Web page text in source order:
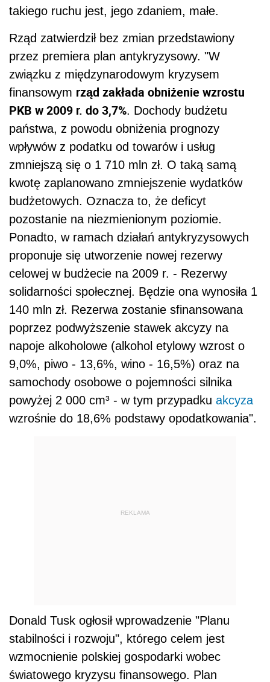
takiego ruchu jest, jego zdaniem, małe.
Rząd zatwierdził bez zmian przedstawiony
przez premiera plan antykryzysowy. "W
związku z międzynarodowym kryzysem
finansowym rząd zakłada obniżenie wzrostu
PKB w 2009 r. do 3,7%. Dochody budżetu
państwa, z powodu obniżenia prognozy
wpływów z podatku od towarów i usług
zmniejszą się o 1 710 mln zł. O taką samą
kwotę zaplanowano zmniejszenie wydatków
budżetowych. Oznacza to, że deficyt
pozostanie na niezmienionym poziomie.
Ponadto, w ramach działań antykryzysowych
proponuje się utworzenie nowej rezerwy
celowej w budżecie na 2009 r. - Rezerwy
solidarności społecznej. Będzie ona wynosiła 1
140 mln zł. Rezerwa zostanie sfinansowana
poprzez podwyższenie stawek akcyzy na
napoje alkoholowe (alkohol etylowy wzrost o
9,0%, piwo - 13,6%, wino - 16,5%) oraz na
samochody osobowe o pojemności silnika
powyżej 2 000 cm³ - w tym przypadku akcyza
wzrośnie do 18,6% podstawy opodatkowania".
REKLAMA
Donald Tusk ogłosił wprowadzenie "Planu
stabilności i rozwoju", którego celem jest
wzmocnienie polskiej gospodarki wobec
światowego kryzysu finansowego. Plan